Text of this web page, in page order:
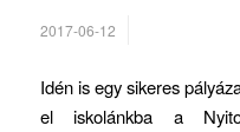
2017-06-12
Idén is egy sikeres
el iskolánkba a